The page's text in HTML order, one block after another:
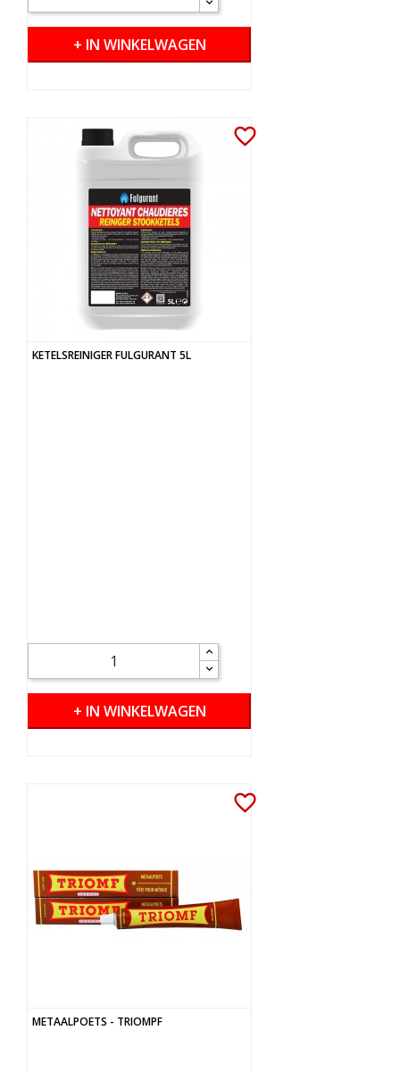
+ IN WINKELWAGEN
favorite_border
KETELSREINIGER FULGURANT 5L
+ IN WINKELWAGEN
favorite_border
METAALPOETS - TRIOMPF